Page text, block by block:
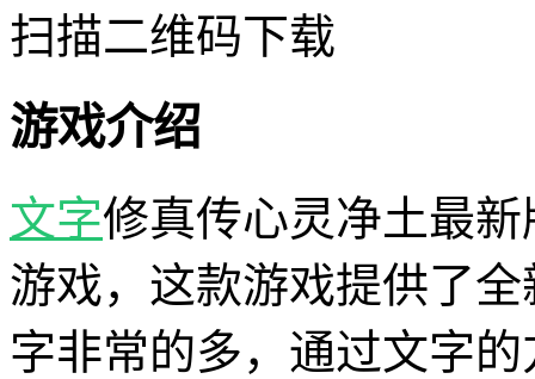
扫描二维码下载
游戏介绍
文字修真传心灵净土最
游戏，这款游戏提供了
字非常的多，通过文字